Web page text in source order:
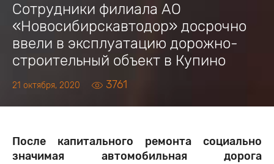
Сотрудники филиала АО
«Новосибирскавтодор» досрочно
ввели в эксплуатацию дорожно-
строительный объект в Купино
21 октября, 2020 3761
После капитального ремонта социально
значимая автомобильная дорога